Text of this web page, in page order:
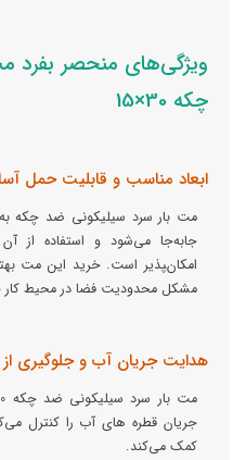
ویژگی‌های منحصر بفرد
چکه 30×15
ابعاد مناسب و قابلیت حمل
جا‌به‌جا می‌شود و استفاده
امکان‌‍پذیر است. خرید این مت
مشکل محدودیت فضا در محیط کار
هدایت جریان آب و جلوگیری
جریان قطره های آب را کنترل
کمک می‌کند.